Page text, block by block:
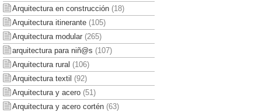
Arquitectura en construcción(18)
Arquitectura itinerante(105)
Arquitectura modular(265)
arquitectura para niñ@s (107)
Arquitectura rural (106)
Arquitectura textil (92)
Arquitectura y acero(51)
Arquitectura y acero cortén(63)